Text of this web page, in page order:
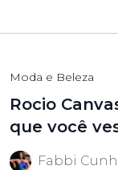
Moda e Beleza
Rocio
que você
Fabbi